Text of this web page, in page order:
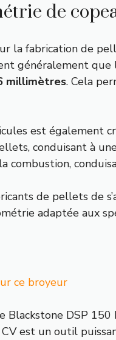
de
la fabrication de
généralement que
millimètres. Cela
est également
conduisant à
combustion,
de pellets de
adaptée aux
ce broyeur
Blackstone DSP 150
est un outil